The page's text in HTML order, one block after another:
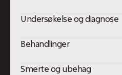
Undersøkelse og diagnose
Behandlinger
Smerte og ubehag